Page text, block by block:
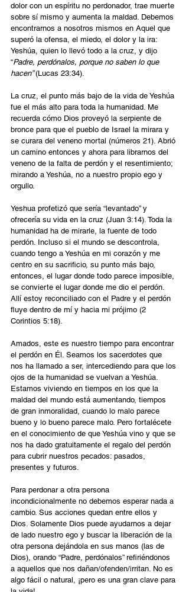
dolor con un espíritu no perdonador, trae muerte
sobre sí mismo y aumenta la maldad. Debemos
encontrarnos a nosotros mismos en Aquel que
superó la ofensa, el miedo, el dolor y la ira:
Yeshúa, quien lo llevó todo a la cruz, y dijo
“Padre, perdónalos, porque no saben lo que
hacen” (Lucas 23:34).
La cruz, el punto más bajo de la vida de Yeshúa
fue el más alto para toda la humanidad. Me
recuerda cómo Dios proveyó la serpiente de
bronce para que el pueblo de Israel la mirara y
se curara del veneno mortal (números 21). Abrió
un camino entonces y ahora para librarnos del
veneno de la falta de perdón y el resentimiento;
mirando a Yeshúa, no a nuestro propio ego y
orgullo.
Yeshua profetizó que sería “levantado” y
ofrecería su vida en la cruz (Juan 3:14). Toda la
humanidad ha de mirarle, la fuente de todo
perdón. Incluso si el mundo se descontrola,
cuando tengo a Yeshúa en mi corazón y me
centro en su sacrificio, su punto más bajo,
entonces, el lugar donde todo parece imposible,
se convierte el lugar donde me dio el perdón.
Allí estoy reconciliado con el Padre y el perdón
fluye dentro de mí y hacia mi prójimo (2
Corintios 5:18).
Amados, este es nuestro tiempo para encontrar
el perdón en Él. Seamos los sacerdotes que
nos ha llamado a ser, intercediendo para que los
ojos de la humanidad se vuelvan a Yeshúa.
Estamos viviendo en tiempos en los que la
maldad del mundo está aumentando, tiempos
de gran inmoralidad, cuando lo malo parece
bueno y lo bueno parece malo. Pero fortalécete
en el conocimiento de que Yeshúa vino y que se
nos ha dado gratuitamente el regalo del perdón
para cubrir nuestros pecados: pasados,
presentes y futuros.
Para perdonar a otra persona
incondicionalmente no debemos esperar nada a
cambio. Sus acciones quedan entre ellos y
Dios. Solamente Dios puede ayudarnos a dejar
de lado nuestro ego y buscar la liberación de la
otra persona dejándola en sus manos (las de
Dios), orando “Padre, perdónalos” refiriéndonos
a aquellos que nos dañan/ofenden/irritan. No es
algo fácil o natural, ¡pero es una gran clave para